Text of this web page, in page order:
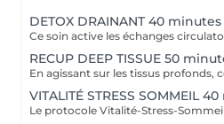
DETOX DRAINANT 40 minutes
RECUP DEEP TISSUE 50
VITALITÉ STRESS SOMMEIL